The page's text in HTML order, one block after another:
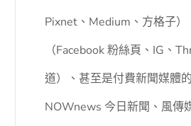
Pixnet、Medium、方格子）
（Facebook 粉絲頁、IG、
道）、甚至是付費新聞媒體
NOWnews 今日新聞、風傳